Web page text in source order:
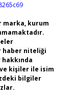
marka, kurum
haber niteliği
kişiler ile isim
bilgiler